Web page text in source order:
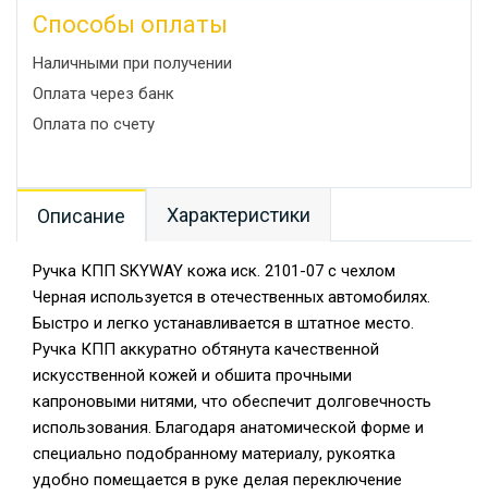
Способы оплаты
Наличными при получении
Оплата через банк
Оплата по счету
Описание Характеристики
Ручка КПП SKYWAY кожа иск. 2101-07 с чехлом
Черная используется в отечественных автомобилях.
Быстро и легко устанавливается в штатное место.
Ручка КПП аккуратно обтянута качественной
искусственной кожей и обшита прочными
капроновыми нитями, что обеспечит долговечность
использования. Благодаря анатомической форме и
специально подобранному материалу, рукоятка
удобно помещается в руке делая переключение